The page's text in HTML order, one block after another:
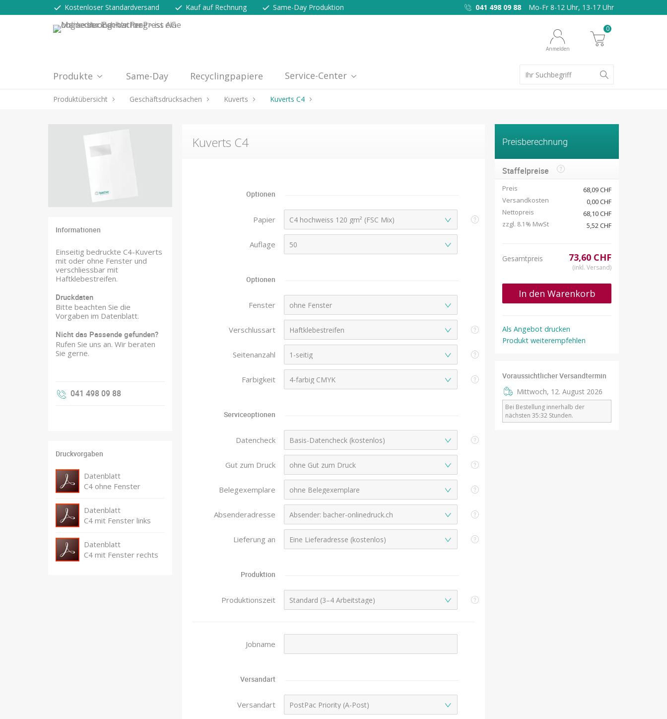
Kostenloser Standardversand Kauf auf Rechnung Same-Day Produktion 041 498 09 88 Mo-Fr 8-12 Uhr, 13-17 Uhr
Anmelden
0
Produkte Same-Day Recyclingpapiere Service-Center
Produktübersicht Geschäftsdrucksachen Kuverts Kuverts C4
Informationen
Einseitig bedruckte C4-Kuverts
mit oder ohne Fenster und
verschliessbar mit
Haftklebestreifen.
Druckdaten
Bitte beachten Sie die
Vorgaben im Datenblatt.
Nicht das Passende gefunden?
Rufen Sie uns an. Wir beraten
Sie gerne.
041 498 09 88
Druckvorgaben
Datenblatt
C4 ohne Fenster
Datenblatt
C4 mit Fenster links
Datenblatt
C4 mit Fenster rechts
Kuverts C4
Optionen
Papier
Auflage
Optionen
Fenster
Verschlussart
Seitenanzahl
Farbigkeit
Serviceoptionen
Datencheck
Gut zum Druck
Belegexemplare
Absenderadresse
Lieferung an
Produktion
Produktionszeit
Jobname
Versandart
Versandart
Preisberechnung
Staffelpreise
Preis
68,09 CHF
Versandkosten
0,00 CHF
Nettopreis
68,10 CHF
zzgl. 8.1% MwSt 5,52 CHF
Gesamtpreis 73,60 CHF
(inkl. Versand)
In den Warenkorb
Als Angebot drucken
Produkt weiterempfehlen
Voraussichtlicher Versandtermin
Mittwoch, 12. August 2026
Bei Bestellung innerhalb der
nächsten 35:32 Stunden.